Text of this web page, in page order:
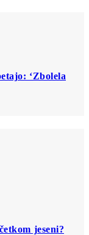
‘Zbolela
jeseni?